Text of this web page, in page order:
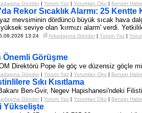
Gönder | Yorum Yaz | Yorumları Oku | Benzer
Rekor Sıcaklık Alarmı: 25 Kentte
mevsiminin dördüncü büyük sıcak hava
seviye olan 'kırmızı alarm' verdi.
13:24 Arkadaşına Gönder | Yorum Yaz |
Önemli Görüşme
Direktörü Pope ile göç ve düzensiz göçle
Gönder | Yorum Yaz | Yorumları Oku | Benzer
Sıkı Kısıtlama
Ben-Gvir, Negev Hapishanesi'ndeki
Gönder | Yorum Yaz | Yorumları Oku | Benzer
Yükselişte